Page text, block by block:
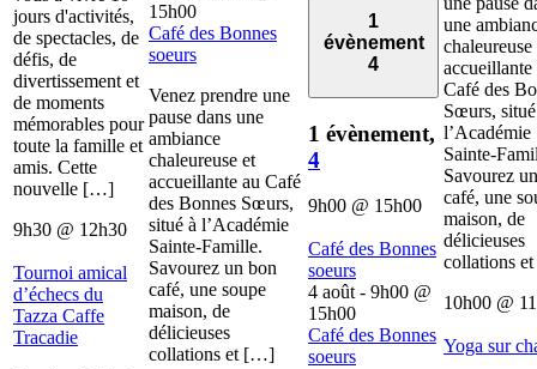
jours d'activités,
de spectacles, de
défis, de
divertissement et
de moments
mémorables pour
toute la famille et
amis. Cette
nouvelle […]
9h30 @ 12h30
Tournoi amical
d’échecs du
Tazza Caffe
Tracadie
15h00
Café des Bonnes
soeurs
Venez prendre une
pause dans une
ambiance
chaleureuse et
accueillante au Café
des Bonnes Sœurs,
situé à l’Académie
Sainte-Famille.
Savourez un bon
café, une soupe
maison, de
délicieuses
collations et […]
1
évènement
4
1 évènement,
4
9h00 @ 15h00
Café des Bonnes
soeurs
4 août - 9h00 @
15h00
Café des Bonnes
soeurs
une
chaleureuse
accueillante
Café des
Sœurs,
l’Académie
Sainte-
Savourez
café, une
maison, de
délicieuses
collations
10h00 @
Yoga sur